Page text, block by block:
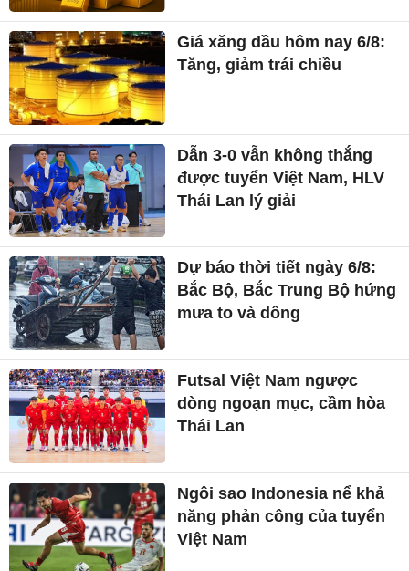
Giá xăng dầu hôm nay 6/8:
Tăng, giảm trái chiều
Dẫn 3-0 vẫn không thắng
được tuyển Việt Nam, HLV
Thái Lan lý giải
Dự báo thời tiết ngày 6/8:
Bắc Bộ, Bắc Trung Bộ hứng
mưa to và dông
Futsal Việt Nam ngược
dòng ngoạn mục, cầm hòa
Thái Lan
Ngôi sao Indonesia nể khả
năng phản công của tuyển
Việt Nam